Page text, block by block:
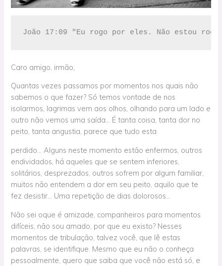
João 17:09 "Eu rogo por eles. Não estou
Caro amigo, irmão,
Quantas vezes passamos por momentos nos quais não
sabemos o que fazer? Só temos vontade de nos
isolarmos, lagrimas vem aos olhos, olhando para um lado e
outro não vemos uma saída… É tanta coisa, tanta dor no
peito, tanta angustia, parece que tudo esta
perdido… Alguns neste momento estão enfermos, outros
endividados, há aqueles que se sentem inferiores,
solitários, desprezados, outros sofrem por algum familiar,
muitos não entendem a dor em seu peito, aquilo que te
fez desistir… Uma repetição de dias dolorosos…
Não sei oque é amizade, companheiros para momentos
difíceis, não sou amado, por que eu existo? Nesses
momentos de tribulação, talvez você, que lê estas
palavras, se identifique. Mesmo que eu não o conheça
pessoalmente, quero que saiba que você não está só, e